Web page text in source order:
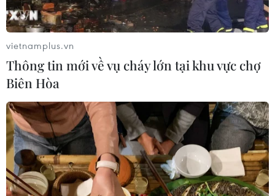
vietnamplus.vn
Thông tin mới về vụ cháy lớn tại khu vực chợ
Biên Hòa